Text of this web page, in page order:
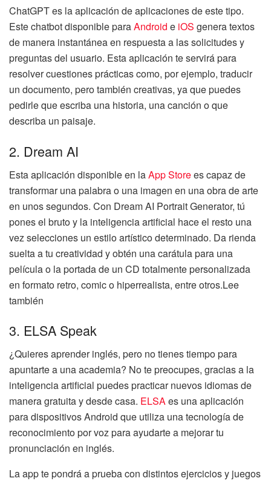
ChatGPT es la aplicación de aplicaciones de este tipo.
Este chatbot disponible paraAndroid e iOS genera textos
de manera instantánea en respuesta a las solicitudes y
preguntas del usuario. Esta aplicación te servirá para
resolver cuestiones prácticas como, por ejemplo, traducir
un documento, pero también creativas, ya que puedes
pedirle que escriba una historia, una canción o que
describa un paisaje.
2. Dream AI
Esta aplicación disponible en laApp Storees capaz de
transformar una palabra o una imagen en una obra de arte
en unos segundos. Con Dream AI Portrait Generator, tú
pones el bruto y la inteligencia artificial hace el resto una
vez selecciones un estilo artístico determinado. Da rienda
suelta a tu creatividad y obtén una carátula para una
película o la portada de un CD totalmente personalizada
en formato retro, comic o hiperrealista, entre otros.Lee
también
3. ELSA Speak
¿Quieres aprender inglés, pero no tienes tiempo para
apuntarte a una academia? No te preocupes, gracias a la
inteligencia artificial puedes practicar nuevos idiomas de
manera gratuita y desde casa. ELSAes una aplicación
para dispositivos Android que utiliza una tecnología de
reconocimiento por voz para ayudarte a mejorar tu
pronunciación en inglés.
La app te pondrá a prueba con distintos ejercicios y juegos